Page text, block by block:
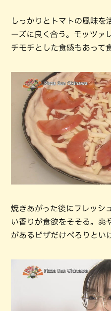
しっかりとトマトの風味を
ーズに良く合う。モッツァ
チモチとした食感もあって
焼きあがった後にフレッシ
い香りが食欲をそそる。爽
があるピザだけぺろりとい